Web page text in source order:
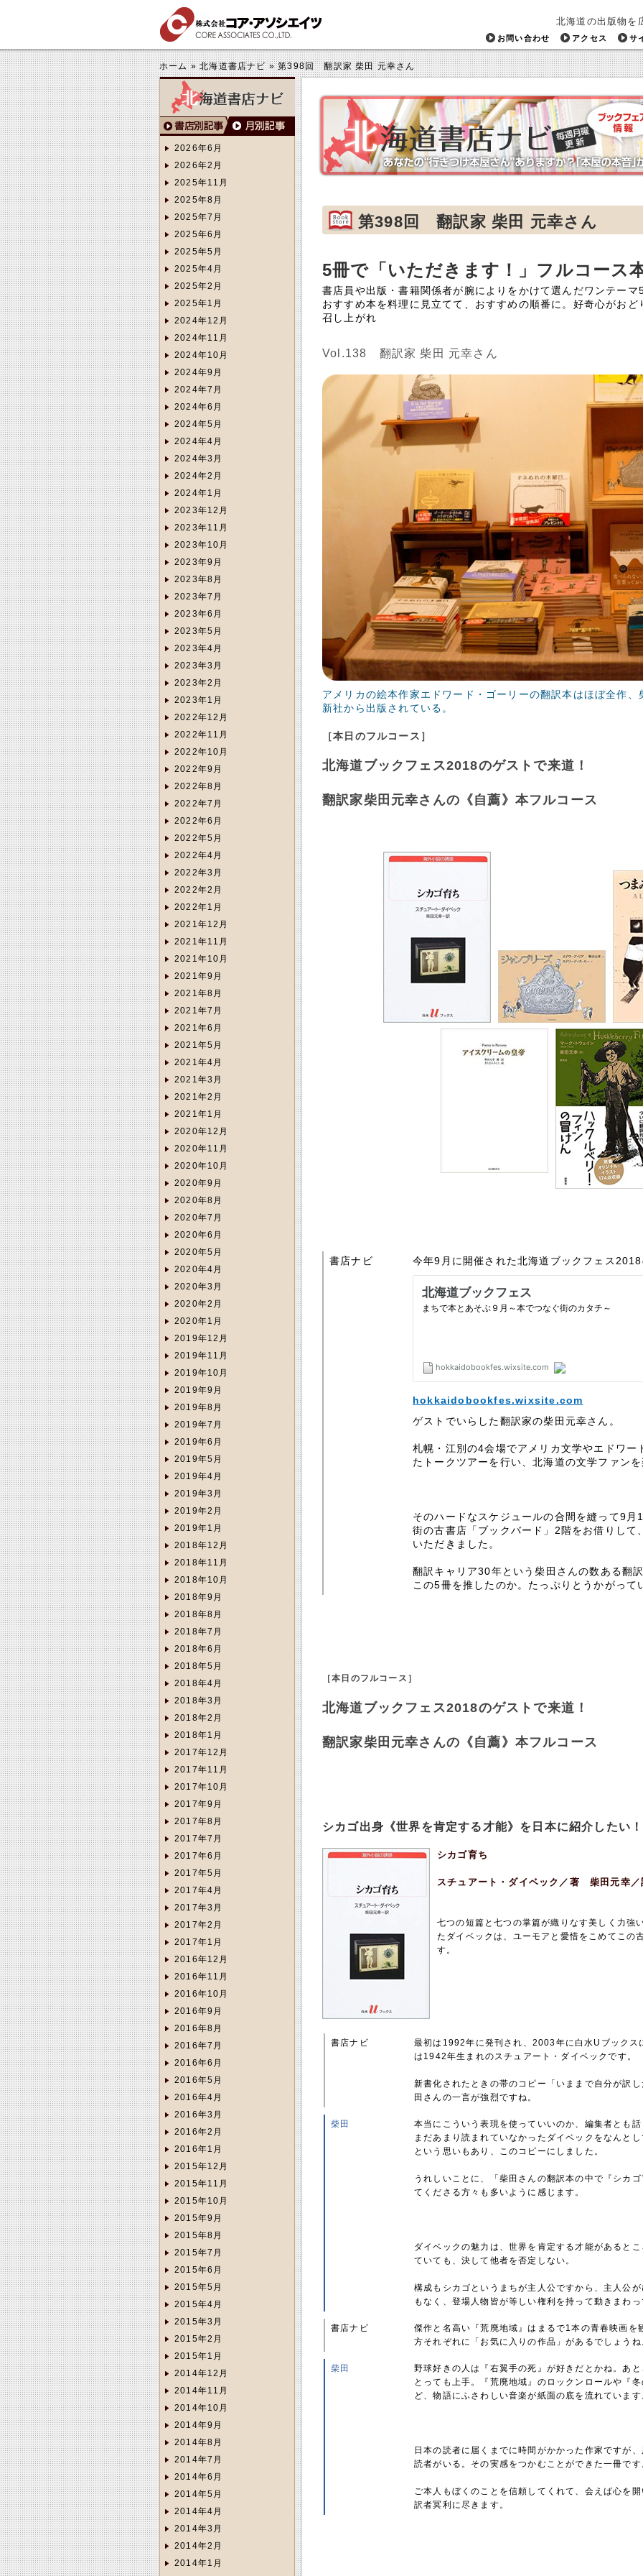
北海道の出版物を
お問い合わせ アクセス サ
ホーム»北海道書店ナビ»第398回 翻訳家 柴田 元幸さん
第398回 翻訳家 柴田 元幸さん
5冊で「いただきます！」フルコース
書店員や出版・書籍関係者が腕によりをかけて選んだワンテーマ
おすすめ本を料理に見立てて、おすすめの順番に。好奇心がお
召し上がれ
Vol.138 翻訳家 柴田 元幸さん
アメリカの絵本作家エドワード・ゴーリーの翻訳本はほぼ全作
新社から出版されている。
［本日のフルコース］
北海道ブックフェス2018のゲストで来道！
翻訳家柴田元幸さんの《自薦》本フルコース
書店ナビ 今年9月に開催された北海道ブックフェス
hokkaidobookfes.wixsite.com
ゲストでいらした翻訳家の柴田元幸さん。
札幌・江別の4会場でアメリカ文学やエドワー
たトークツアーを行い、北海道の文学ファン
そのハードなスケジュールの合間を縫って9
街の古書店「ブックバード」2階をお借りして
いただきました。
翻訳キャリア30年という柴田さんの数ある翻
この5冊を推したのか。たっぷりとうかがって
［本日のフルコース］
北海道ブックフェス2018のゲストで来道！
翻訳家柴田元幸さんの《自薦》本フルコース
シカゴ出身《世界を肯定する才能》を日本に紹介したい！
シカゴ育ち
スチュアート・ダイベック／著 柴田元
七つの短篇と七つの掌篇が織りなす美しく力強
たダイベックは、ユーモアと愛惜をこめてこの
す。
書店ナビ
最初は1992年に発刊され、2003年に白水Uブックス
は1942年生まれのスチュアート・ダイベックです。
新書化されたときの帯のコピー「いままで自分が訳
田さんの一言が強烈ですね。
柴田
本当にこういう表現を使っていいのか、編集者とも
まだあまり読まれていなかったダイベックをなんと
という思いもあり、このコピーにしました。
うれしいことに、「柴田さんの翻訳本の中で『シカ
てくださる方々も多いように感じます。
ダイベックの魅力は、世界を肯定する才能があると
ていても、決して他者を否定しない。
構成もシカゴというまちが主人公ですから、主人公
もなく、登場人物皆が等しい権利を持って動きまわ
書店ナビ
傑作と名高い『荒廃地域』はまるで1本の青春映画を
方それぞれに「お気に入りの作品」があるでしょうね
柴田
野球好きの人は『右翼手の死』が好きだとかね。あ
とっても上手。『荒廃地域』のロックンロールや『
ど、物語にふさわしい音楽が紙面の底を流れていま
日本の読者に届くまでに時間がかかった作家ですが
読者がいる。その実感をつかむことができた一冊です
ご本人もぼくのことを信頼してくれて、会えば心を
訳者冥利に尽きます。
2026年6月
2026年2月
2025年11月
2025年8月
2025年7月
2025年6月
2025年5月
2025年4月
2025年2月
2025年1月
2024年12月
2024年11月
2024年10月
2024年9月
2024年7月
2024年6月
2024年5月
2024年4月
2024年3月
2024年2月
2024年1月
2023年12月
2023年11月
2023年10月
2023年9月
2023年8月
2023年7月
2023年6月
2023年5月
2023年4月
2023年3月
2023年2月
2023年1月
2022年12月
2022年11月
2022年10月
2022年9月
2022年8月
2022年7月
2022年6月
2022年5月
2022年4月
2022年3月
2022年2月
2022年1月
2021年12月
2021年11月
2021年10月
2021年9月
2021年8月
2021年7月
2021年6月
2021年5月
2021年4月
2021年3月
2021年2月
2021年1月
2020年12月
2020年11月
2020年10月
2020年9月
2020年8月
2020年7月
2020年6月
2020年5月
2020年4月
2020年3月
2020年2月
2020年1月
2019年12月
2019年11月
2019年10月
2019年9月
2019年8月
2019年7月
2019年6月
2019年5月
2019年4月
2019年3月
2019年2月
2019年1月
2018年12月
2018年11月
2018年10月
2018年9月
2018年8月
2018年7月
2018年6月
2018年5月
2018年4月
2018年3月
2018年2月
2018年1月
2017年12月
2017年11月
2017年10月
2017年9月
2017年8月
2017年7月
2017年6月
2017年5月
2017年4月
2017年3月
2017年2月
2017年1月
2016年12月
2016年11月
2016年10月
2016年9月
2016年8月
2016年7月
2016年6月
2016年5月
2016年4月
2016年3月
2016年2月
2016年1月
2015年12月
2015年11月
2015年10月
2015年9月
2015年8月
2015年7月
2015年6月
2015年5月
2015年4月
2015年3月
2015年2月
2015年1月
2014年12月
2014年11月
2014年10月
2014年9月
2014年8月
2014年7月
2014年6月
2014年5月
2014年4月
2014年3月
2014年2月
2014年1月